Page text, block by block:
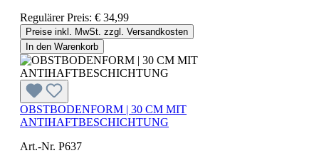
Regulärer Preis: € 34,99
Preise inkl. MwSt. zzgl. Versandkosten
In den Warenkorb
OBSTBODENFORM | 30 CM MIT
ANTIHAFTBESCHICHTUNG
Art.-Nr. P637